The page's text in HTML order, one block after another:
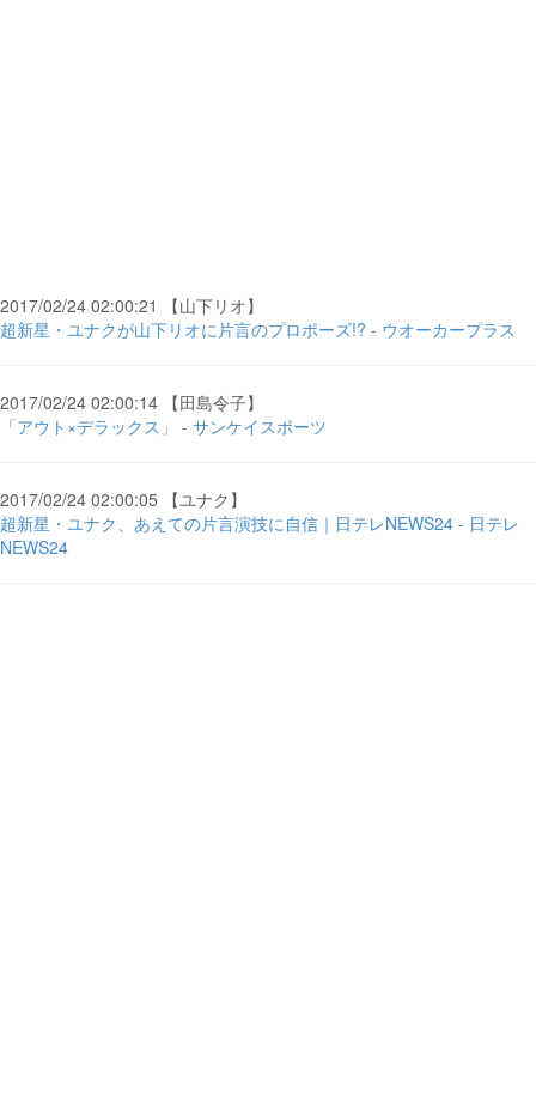
2017/02/24 02:00:21 【山下リオ】
超新星・ユナクが山下リオに片言のプロポーズ!? - ウオーカープラス
2017/02/24 02:00:14 【田島令子】
「アウト×デラックス」 - サンケイスポーツ
2017/02/24 02:00:05 【ユナク】
超新星・ユナク、あえての片言演技に自信｜日テレNEWS24 - 日テレ
NEWS24